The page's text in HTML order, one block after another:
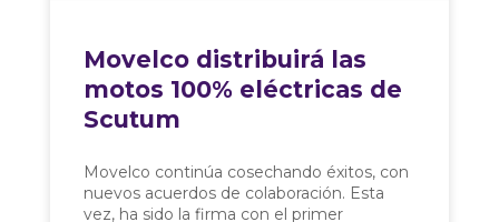
Movelco distribuirá las
motos 100% eléctricas de
Scutum
Movelco continúa cosechando éxitos, con
nuevos acuerdos de colaboración. Esta
vez, ha sido la firma con el primer